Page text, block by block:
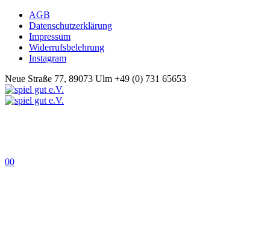
AGB
Datenschutzerklärung
Impressum
Widerrufsbelehrung
Instagram
Neue Straße 77, 89073 Ulm +49 (0) 731 65653
00